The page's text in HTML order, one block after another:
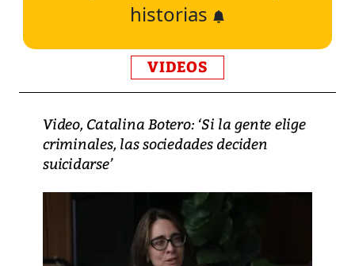
historias
VIDEOS
Video, Catalina Botero: ‘Si la gente elige
criminales, las sociedades deciden
suicidarse’